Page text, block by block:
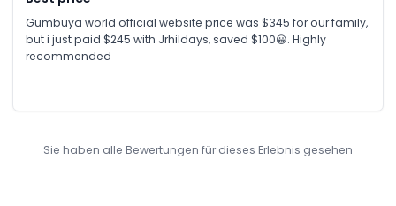
Gumbuya world official website price was $345 for our family,
but i just paid $245 with Jrhildays, saved $100😀. Highly
recommended
Sie haben alle Bewertungen für dieses Erlebnis gesehen